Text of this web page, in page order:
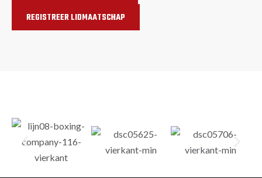
REGISTREER LIDMAATSCHAP